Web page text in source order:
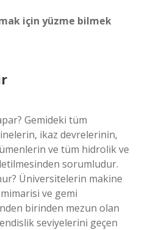
için yüzme bilmek
Gemideki tüm
ikaz devrelerinin,
ve tüm hidrolik ve
sorumludur.
Üniversitelerin makine
ve gemi
birinden mezun olan
seviyelerini geçen